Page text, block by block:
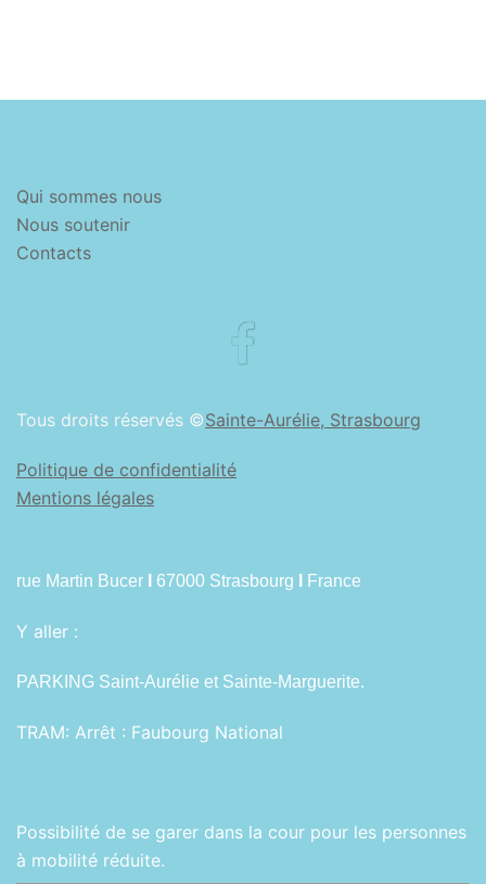
Qui sommes nous
Nous soutenir
Contacts
Tous droits réservés ©Sainte-Aurélie, Strasbourg
Politique de confidentialité
Mentions légales
rue Martin Bucer 67000 Strasbourg France
Y aller :
PARKING Saint-Aurélie et Sainte-Marguerite.
TRAM: Arrêt : Faubourg National
Possibilité de se garer dans la cour pour les personnes
à mobilité réduite.